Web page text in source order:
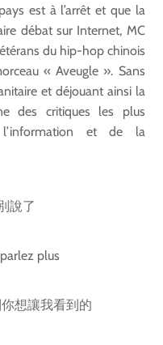
est à l’arrêt et que la
débat sur Internet, MC
du hip-hop chinois
« Aveugle ». Sans
et déjouant ainsi la
des critiques les plus
et de la
說了
plus
想讓我看到的